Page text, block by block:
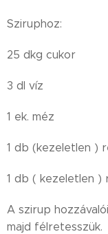
Sziruphoz:
25 dkg cukor
3 dl víz
1 ek. méz
1 db (kezeletlen )
1 db ( kezeletlen )
A szirup
majd félretesszük.